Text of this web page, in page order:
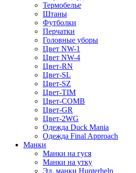
Термобелье
Штаны
Футболки
Перчатки
Головные уборы
Цвет NW-1
Цвет NW-4
Цвет-RN
Цвет-SL
Цвет-SZ
Цвет-TIM
Цвет-COMB
Цвет-GR
Цвет-2WG
Одежда Duck Mania
Одежда Final Approach
Манки
Манки на гуся
Манки на утку
Эл. манки Hunterhelp